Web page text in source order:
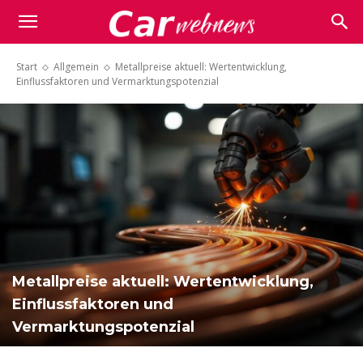
Carwebnews.com
Start Allgemein
Metallpreise aktuell: Wertentwicklung,
Einflussfaktoren und Vermarktungspotenzial
Metallpreise aktuell: Wertentwicklung,
Einflussfaktoren und
Vermarktungspotenzial